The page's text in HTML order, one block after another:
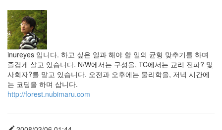
inureyes 입니다. 하고 싶은 일과 해야 할 일의 균형 맞추기를 하며
즐겁게 살고 있습니다. N/W에서는 구성을, TC에서는 교리 전파? 및
사회자?를 맡고 있습니다. 오전과 오후에는 물리학을, 저녁 시간에
는 코딩을 하며 삽니다.
http://forest.nubimaru.com
념
민
주
주
의
PHP5
몽
사
몽
오